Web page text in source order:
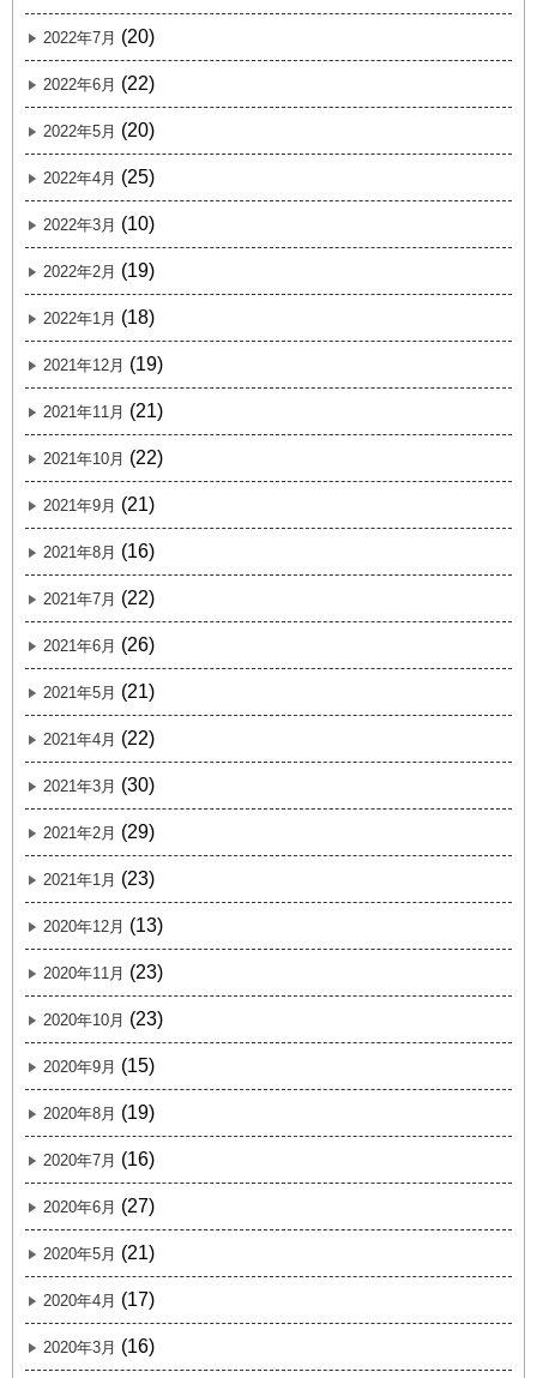
2022年7月 (20)
2022年6月 (22)
2022年5月 (20)
2022年4月 (25)
2022年3月 (10)
2022年2月 (19)
2022年1月 (18)
2021年12月 (19)
2021年11月 (21)
2021年10月 (22)
2021年9月 (21)
2021年8月 (16)
2021年7月 (22)
2021年6月 (26)
2021年5月 (21)
2021年4月 (22)
2021年3月 (30)
2021年2月 (29)
2021年1月 (23)
2020年12月 (13)
2020年11月 (23)
2020年10月 (23)
2020年9月 (15)
2020年8月 (19)
2020年7月 (16)
2020年6月 (27)
2020年5月 (21)
2020年4月 (17)
2020年3月 (16)